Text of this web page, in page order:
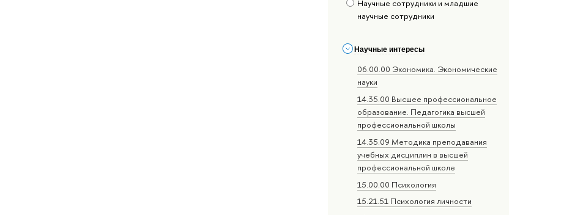
Научные сотрудники и младшие
научные сотрудники
Научные интересы
06.00.00 Экономика. Экономические
науки
14.35.00 Высшее профессиональное
образование. Педагогика высшей
профессиональной школы
14.35.09 Методика преподавания
учебных дисциплин в высшей
профессиональной школе
15.00.00 Психология
15.21.51 Психология личности